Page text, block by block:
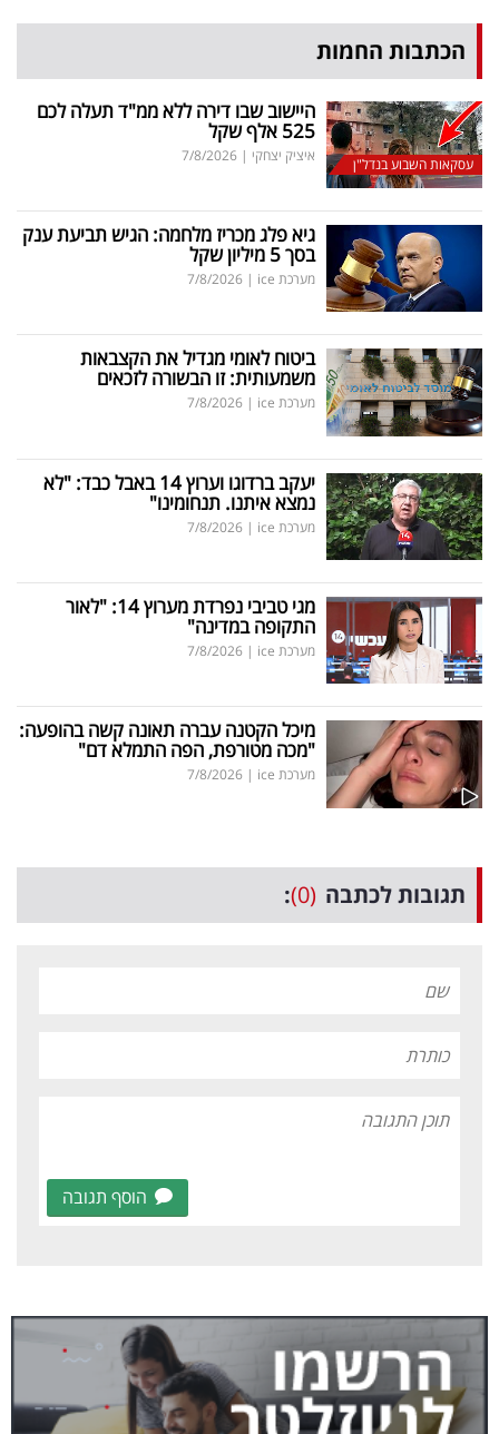
הכתבות החמות
עסקאות השבוע בנדל"ן
היישוב שבו דירה ללא ממ"ד תעלה לכם
525 אלף שקל
איציק יצחקי |
7/8/2026
גיא פלג מכריז מלחמה: הגיש תביעת ענק
בסך 5 מיליון שקל
מערכת ice |
7/8/2026
ביטוח לאומי מגדיל את הקצבאות
משמעותית: זו הבשורה לזכאים
מערכת ice |
7/8/2026
יעקב ברדוגו וערוץ 14 באבל כבד: "לא
נמצא איתנו. תנחומינו"
מערכת ice |
7/8/2026
מגי טביבי נפרדת מערוץ 14: "לאור
התקופה במדינה"
מערכת ice |
7/8/2026
מיכל הקטנה עברה תאונה קשה בהופעה:
"מכה מטורפת, הפה התמלא דם"
מערכת ice |
7/8/2026
תגובות לכתבה (0)
:
הוסף תגובה